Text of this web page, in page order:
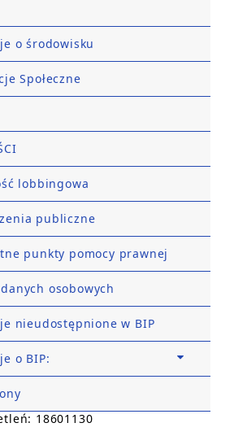
o środowisku
Społeczne
lobbingowa
publiczne
punkty pomocy prawnej
osobowych
nieudostępnione w BIP
o BIP:
18601130